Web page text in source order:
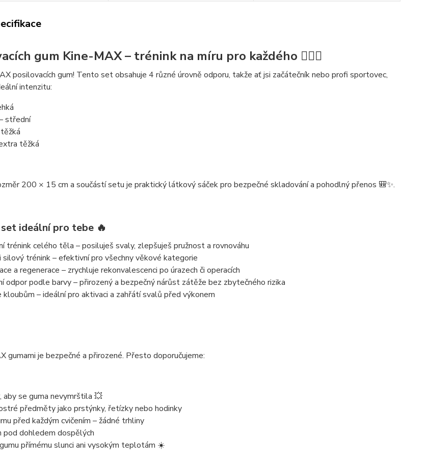
gum Kine-MAX – trénink na míru pro každého 🏋️‍♂️🌈
posilovacích gum! Tento set obsahuje 4 různé úrovně odporu, takže ať jsi začátečník nebo profi sportovec,
intenzitu:
střední
těžká
200 × 15 cm a součástí setu je praktický látkový sáčekpro bezpečné skladování a pohodlný přenos 🎒✨.
ideální pro tebe 🔥
trénink celého těla – posiluješ svaly, zlepšuješ pružnost a rovnováhu
silový trénink– efektivní pro všechny věkové kategorie
a regenerace – zrychluje rekonvalescenci po úrazech či operacích
odpor podle barvy– přirozený a bezpečný nárůst zátěže bez zbytečného rizika
kloubům – ideální pro aktivaci a zahřátí svalů před výkonem
gumami je bezpečné a přirozené. Přesto doporučujeme:
aby se guma nevymrštila 💥
předměty jako prstýnky, řetízky nebo hodinky
před každým cvičením – žádné trhliny
pod dohledem dospělých
přímému slunci ani vysokým teplotám ☀️